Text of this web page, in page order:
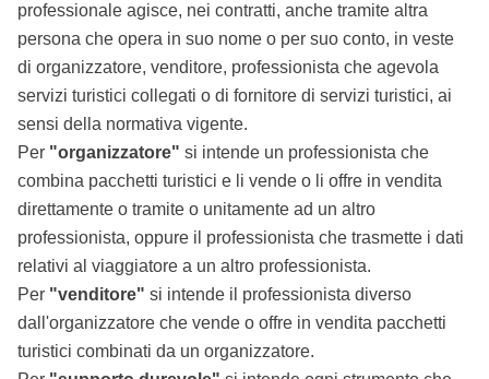
professionale agisce, nei contratti, anche tramite altra
persona che opera in suo nome o per suo conto, in veste
di organizzatore, venditore, professionista che agevola
servizi turistici collegati o di fornitore di servizi turistici, ai
sensi della normativa vigente.
Per "organizzatore" si intende un professionista che
combina pacchetti turistici e li vende o li offre in vendita
direttamente o tramite o unitamente ad un altro
professionista, oppure il professionista che trasmette i dati
relativi al viaggiatore a un altro professionista.
Per "venditore" si intende il professionista diverso
dall'organizzatore che vende o offre in vendita pacchetti
turistici combinati da un organizzatore.